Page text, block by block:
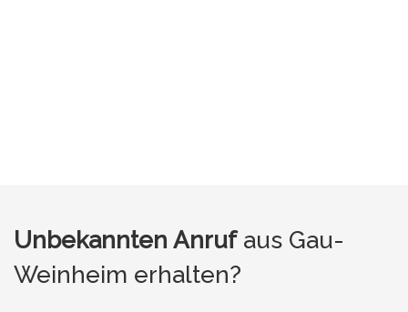
Unbekannten Anrufaus Gau-
Weinheim erhalten?